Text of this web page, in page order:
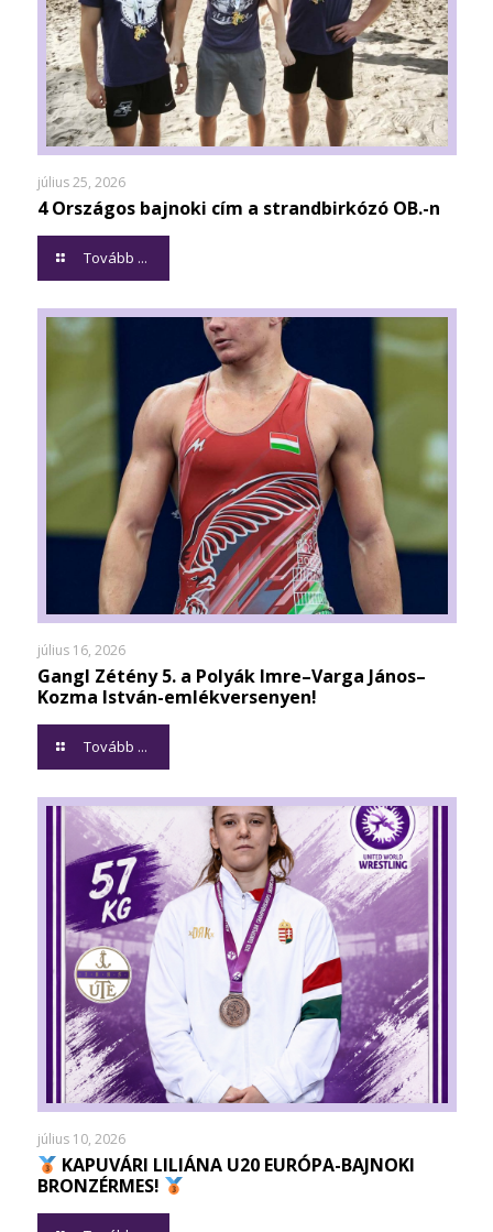
július 25, 2026
4 Országos bajnoki cím a strandbirkózó OB.-n
Tovább ...
július 16, 2026
Gangl Zétény 5. a Polyák Imre–Varga János–
Kozma István-emlékversenyen!
Tovább ...
július 10, 2026
KAPUVÁRI LILIÁNA U20 EURÓPA-BAJNOKI
BRONZÉRMES!